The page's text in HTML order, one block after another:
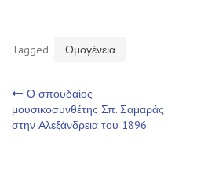
Tagged Ομογένεια
Πλοήγηση
άρθρων
Ο σπουδαίος
μουσικοσυνθέτης Σπ. Σαμαράς
στην Αλεξάνδρεια του 1896